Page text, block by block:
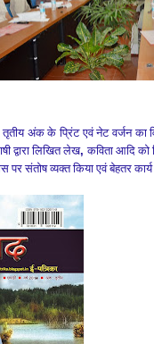
तृतीयअंकके प्रिंट एवं नेट वर्जनका
द्वारा लिखितलेख, कविता आदिको
पर संतोष व्यक्त किया एवं बेहतर